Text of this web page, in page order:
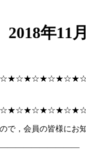
年11月
で，会員の皆様にお